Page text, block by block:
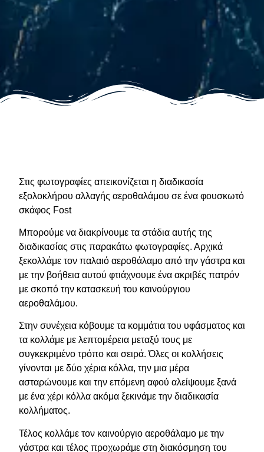
Στις φωτογραφίες απεικονίζεται η διαδικασία
εξολοκλήρου αλλαγής αεροθαλάμου σε ένα φουσκωτό
σκάφος Fost
Μπορούμε να διακρίνουμε τα στάδια αυτής της
διαδικασίας στις παρακάτω φωτογραφίες. Αρχικά
ξεκολλάμε τον παλαιό αεροθάλαμο από την γάστρα και
με την βοήθεια αυτού φτιάχνουμε ένα ακριβές πατρόν
με σκοπό την κατασκευή του καινούργιου
αεροθαλάμου.
Στην συνέχεια κόβουμε τα κομμάτια του υφάσματος και
τα κολλάμε με λεπτομέρεια μεταξύ τους με
συγκεκριμένο τρόπο και σειρά. Όλες οι κολλήσεις
γίνονται με δύο χέρια κόλλα, την μια μέρα
ασταρώνουμε και την επόμενη αφού αλείψουμε ξανά
με ένα χέρι κόλλα ακόμα ξεκινάμε την διαδικασία
κολλήματος.
Τέλος κολλάμε τον καινούργιο αεροθάλαμο με την
γάστρα και τέλος προχωράμε στη διακόσμηση του